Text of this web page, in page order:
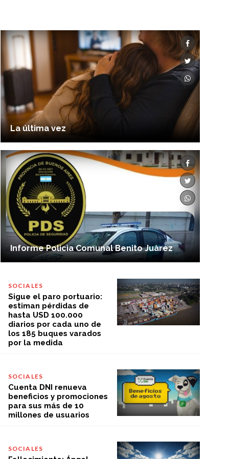
La última vez
Informe Policìa Comunal Benito Juàrez
SOCIALES
Sigue el paro portuario:
estiman pérdidas de
hasta USD 100.000
diarios por cada uno de
los 185 buques varados
por la medida
SOCIALES
Cuenta DNI renueva
beneficios y promociones
para sus más de 10
millones de usuarios
SOCIALES